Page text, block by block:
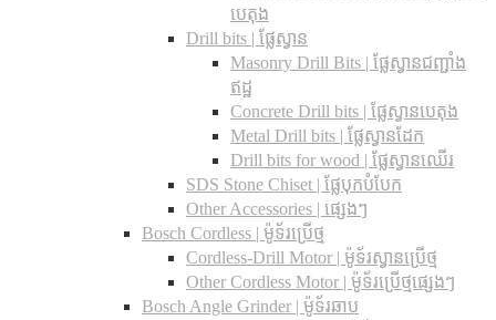
បេតុង
Drill bits |​ ផ្លែស្វាន
Masonry Drill Bits |​ ផ្លែស្វានជញ្ជាំង
ឥដ្ឋ
Concrete Drill bits |​ ផ្លែស្វានបេតុង
Metal Drill bits |​ ផ្លែស្វានដែក
Drill bits for wood |​ ផ្លែស្វានឈើរ
SDS Stone Chiset |​ ផ្លែបុកបំបែក
Other Accessories | ផ្សេងៗ
Bosch Cordless | ម៉ូទ័រប្រើថ្ម
Cordless-Drill Motor | ម៉ូទ័រស្វានប្រើថ្ម
Other Cordless Motor | ម៉ូទ័រប្រើថ្មផ្សេងៗ
Bosch Angle Grinder | ម៉ូទ័រឆាប